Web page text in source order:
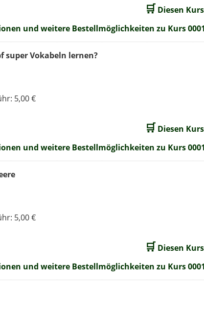
🛒 Diesen
und weitere Bestellmöglichkeiten zu Kurs
super Vokabeln lernen?
5,00 €
🛒 Diesen
und weitere Bestellmöglichkeiten zu Kurs
5,00 €
🛒 Diesen
und weitere Bestellmöglichkeiten zu Kurs